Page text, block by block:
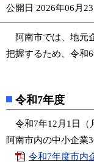
公開日 2026年06月23
阿南市では、地元
把握するため、令和
令和7年度
令和7年12月1日（
阿南市内の中小企業
令和7年度市内